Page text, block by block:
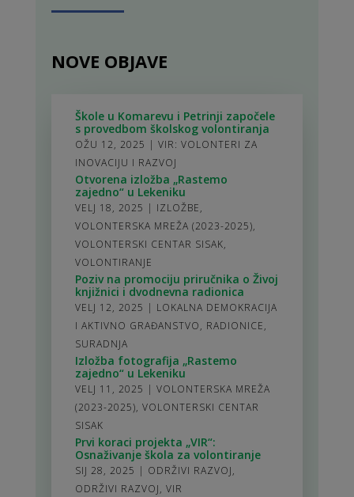
NOVE OBJAVE
Škole u Komarevu i Petrinji započele
s provedbom školskog volontiranja
OŽU 12, 2025 | VIR: VOLONTERI ZA
INOVACIJU I RAZVOJ
Otvorena izložba „Rastemo
zajedno“ u Lekeniku
VELJ 18, 2025 | IZLOŽBE,
VOLONTERSKA MREŽA (2023-2025),
VOLONTERSKI CENTAR SISAK,
VOLONTIRANJE
Poziv na promociju priručnika o Živoj
knjižnici i dvodnevna radionica
VELJ 12, 2025 | LOKALNA DEMOKRACIJA
I AKTIVNO GRAĐANSTVO, RADIONICE,
SURADNJA
Izložba fotografija „Rastemo
zajedno“ u Lekeniku
VELJ 11, 2025 | VOLONTERSKA MREŽA
(2023-2025), VOLONTERSKI CENTAR
SISAK
Prvi koraci projekta „VIR“:
Osnaživanje škola za volontiranje
SIJ 28, 2025 | ODRŽIVI RAZVOJ,
ODRŽIVI RAZVOJ, VIR